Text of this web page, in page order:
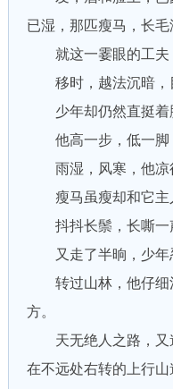
已湿，那匹瘦马，长毛
就这一霎眼的工夫
移时，越法沉暗，
少年却仍然直挺着
他高一步，低一脚
雨湿，风寒，他凉
瘦马虽瘦却和它主
抖抖长鬃，长嘶一
又走了半晌，少年
转过山林，他仔细
方。
天无绝人之路，又
在不远处右转的上行山